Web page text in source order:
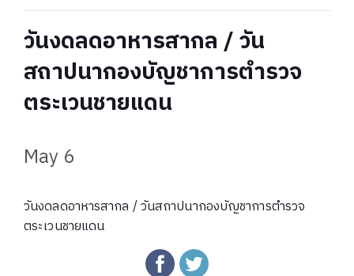
วันงดลดอาหารสากล / วัน
สถาปนากองบัญชาการตำรวจ
ตระเวนชายแดน
May 6
วันงดลดอาหารสากล / วันสถาปนากองบัญชาการตำรวจ
ตระเวนชายแดน